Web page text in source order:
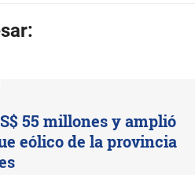
55 millones y amplió
eólico de la provincia